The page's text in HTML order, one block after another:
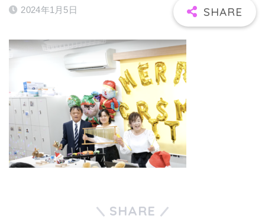
2024年1月5日
SHARE